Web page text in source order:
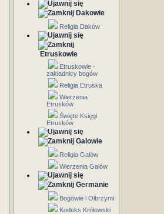
Dakowie
Religia Daków
Etruskowie
Etruskowie -
zakładnicy bogów
Religia Etruska
Wierzenia
Etrusków
Święte Księgi
Etrusków
Galowie
Religia Galów
Wierzenia Galów
Germanie
Bogowie i Olbrzymi
Kodeks Królewski